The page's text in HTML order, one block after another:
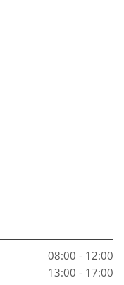
08:00 - 12:00
13:00 - 17:00